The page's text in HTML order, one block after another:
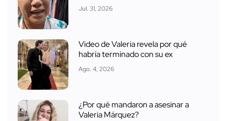
Jul. 31, 2026
Video de Valeria revela por qué
habría terminado con su ex
Ago. 4, 2026
¿Por qué mandaron a asesinar a
Valeria Márquez?